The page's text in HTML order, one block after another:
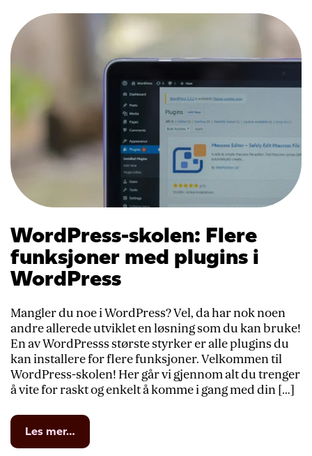
WordPress-skolen: Flere
funksjoner med plugins i
WordPress
Mangler du noe i WordPress? Vel, da har nok noen
andre allerede utviklet en løsning som du kan bruke!
En av WordPresss største styrker er alle plugins du
kan installere for flere funksjoner. Velkommen til
WordPress-skolen! Her går vi gjennom alt du trenger
å vite for raskt og enkelt å komme i gang med din […]
Les mer…
WordPress-